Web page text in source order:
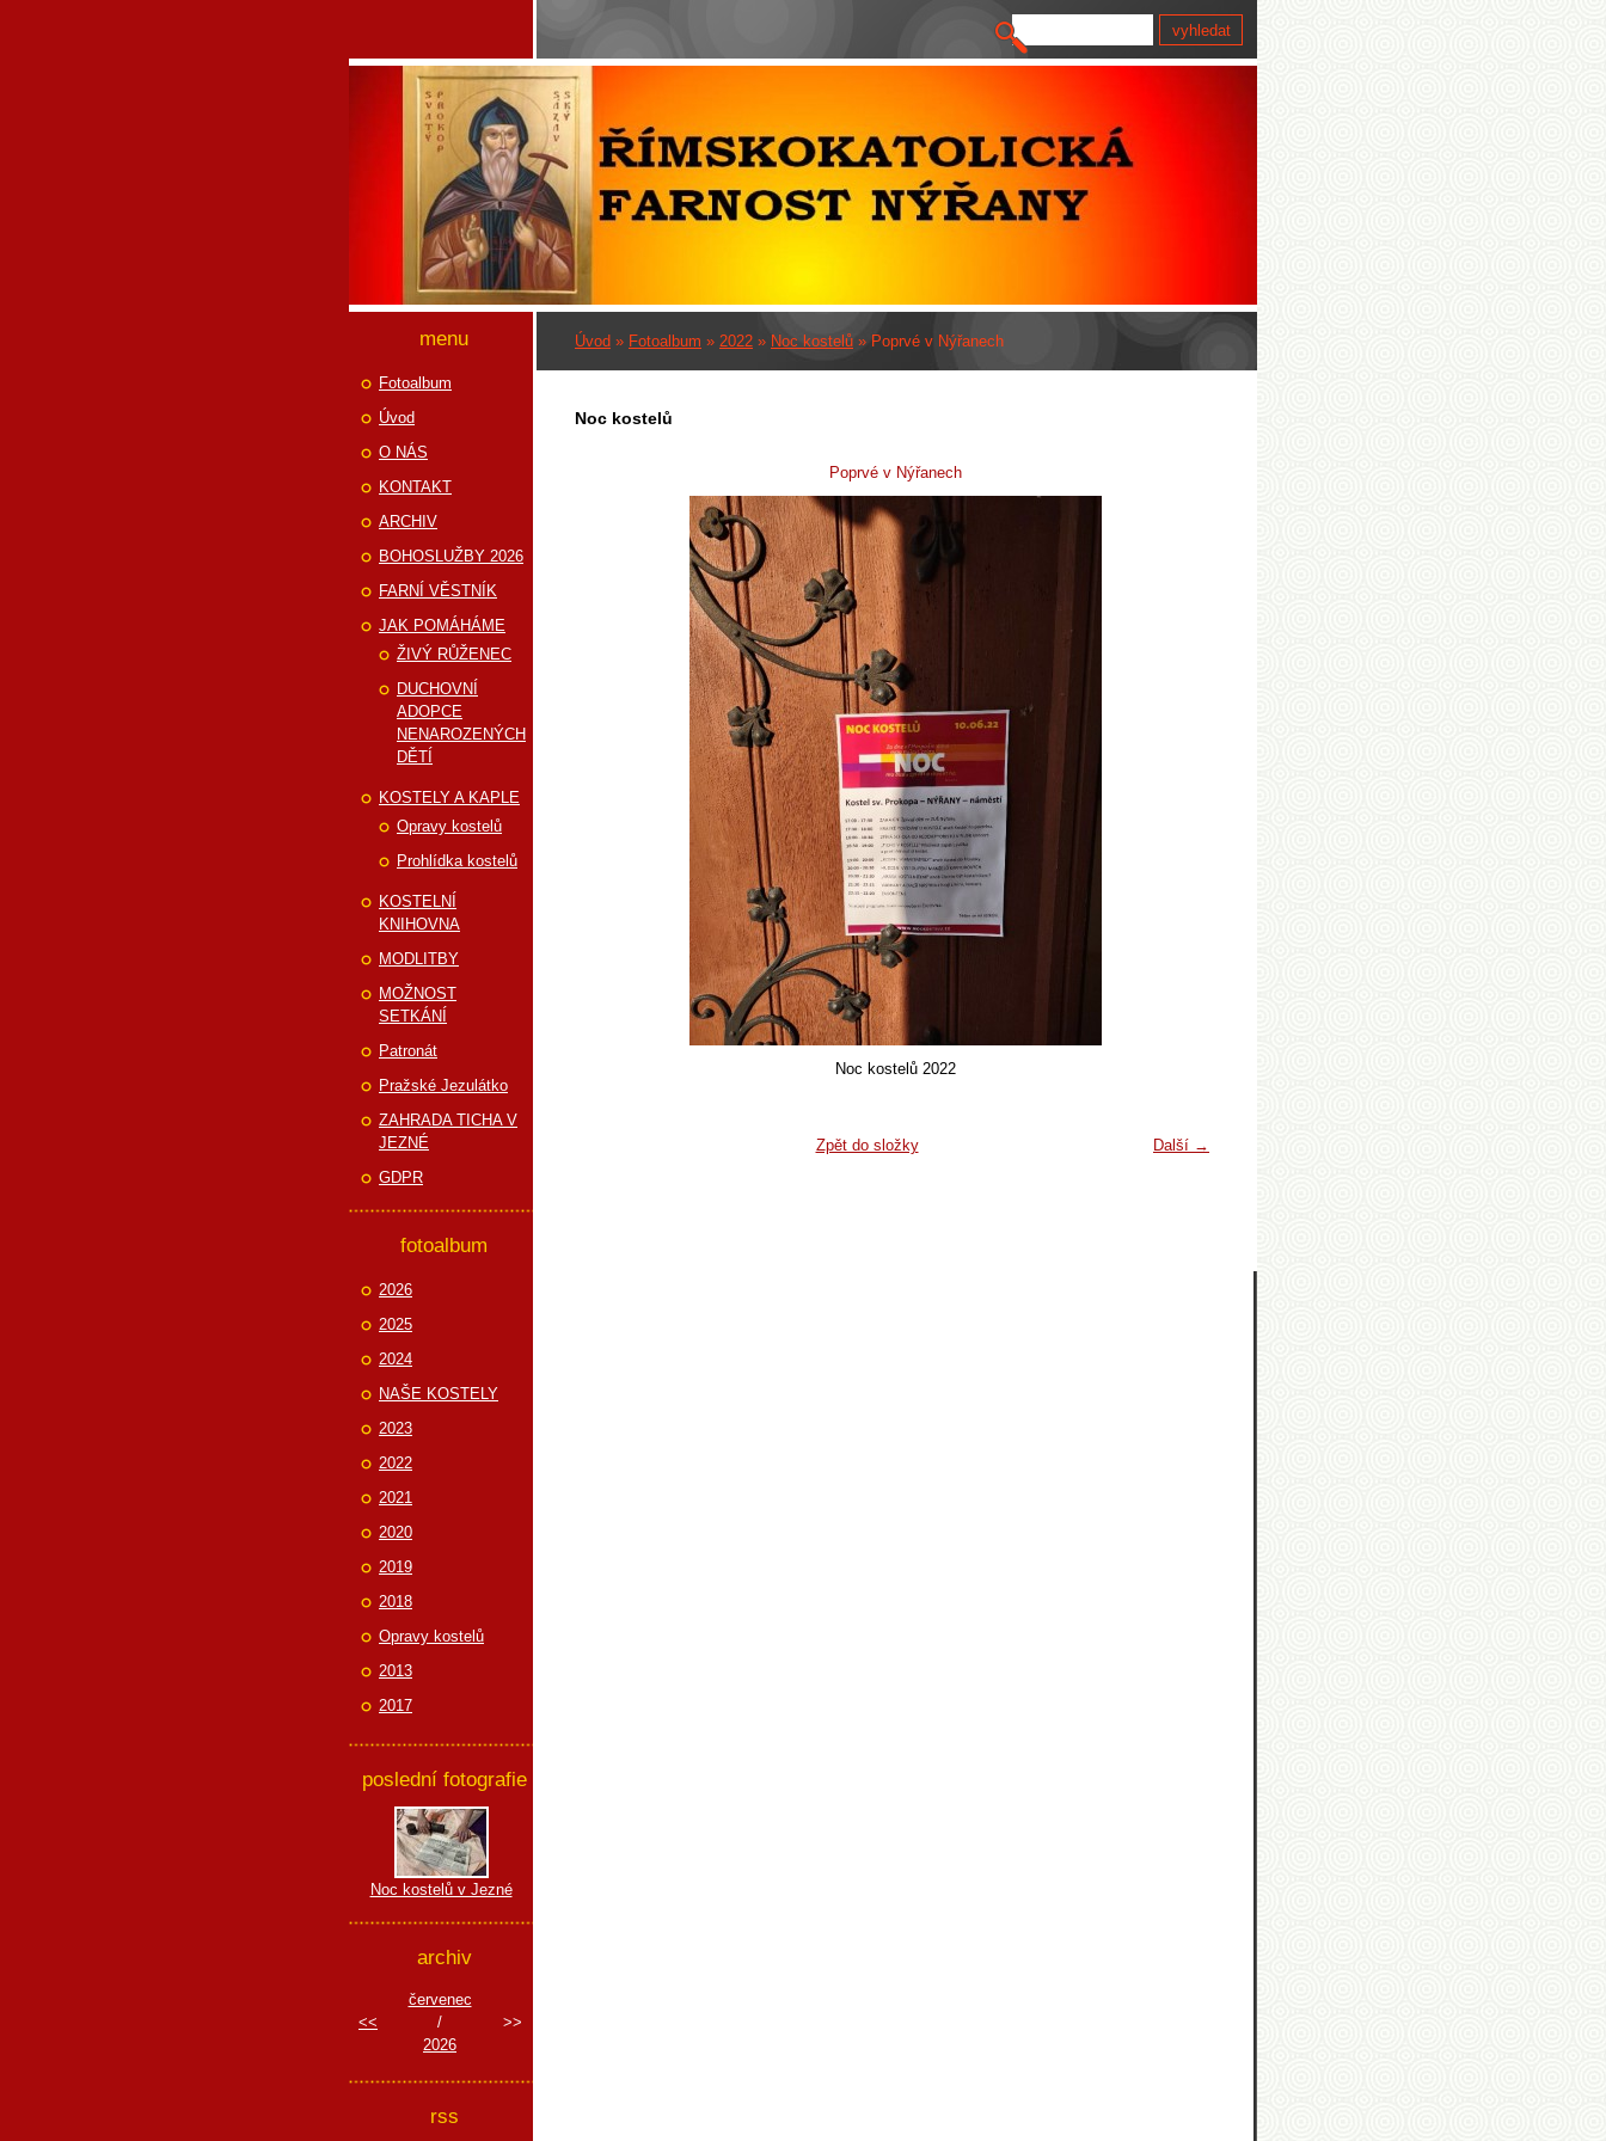
Úvod » Fotoalbum » 2022 » Noc kostelů » Poprvé v Nýřanech
Noc kostelů
Poprvé v Nýřanech
Noc kostelů 2022
Další →
Zpět do složky
menu
Fotoalbum
Úvod
O NÁS
KONTAKT
ARCHIV
BOHOSLUŽBY 2026
FARNÍ VĚSTNÍK
JAK POMÁHÁME
ŽIVÝ RŮŽENEC
DUCHOVNÍ
ADOPCE
NENAROZENÝCH
DĚTÍ
KOSTELY A KAPLE
Opravy kostelů
Prohlídka kostelů
KOSTELNÍ
KNIHOVNA
MODLITBY
MOŽNOST
SETKÁNÍ
Patronát
Pražské Jezulátko
ZAHRADA TICHA V
JEZNÉ
GDPR
fotoalbum
2026
2025
2024
NAŠE KOSTELY
2023
2022
2021
2020
2019
2018
Opravy kostelů
2013
2017
poslední fotografie
Noc kostelů v Jezné
archiv
<<
červenec
/
2026
>>
rss